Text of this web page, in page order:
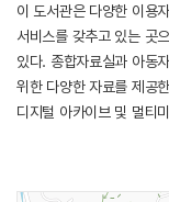
이 도서관은 다양한 이용
서비스를 갖추고 있는 곳
있다. 종합자료실과 아동
위한 다양한 자료를 제공
디지털 아카이브 및 멀티
시청각실은 영상 및 오
평생교육의 기회를 제공